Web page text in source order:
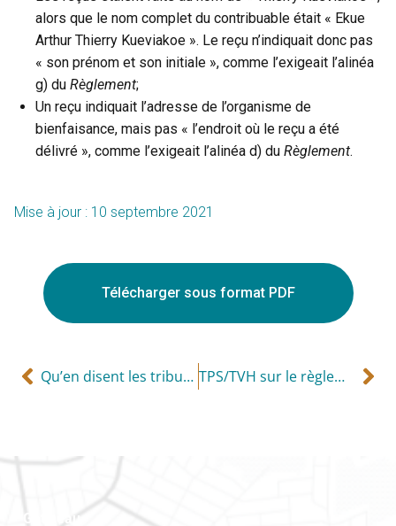
alors que le nom complet du contribuable était « Ekue
Arthur Thierry Kueviakoe ». Le reçu n’indiquait donc pas
« son prénom et son initiale », comme l’exigeait l’alinéa
g) du Règlement;
Un reçu indiquait l’adresse de l’organisme de
bienfaisance, mais pas « l’endroit où le reçu a été
délivré », comme l’exigeait l’alinéa d) du Règlement.
Mise à jour : 10 septembre 2021
Télécharger sous format PDF
Qu’en disent les tribunaux? TPS/TVH sur le règlement d’un litige commercial
Gatineau